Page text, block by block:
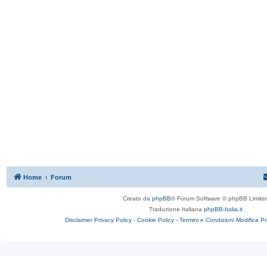
Home Forum
Creato da phpBB® Forum Software © phpBB
Traduzione Italiana phpBB-Italia.it
Disclaimer Privacy Policy - Cookie Policy - Termini e Condizioni Modifica